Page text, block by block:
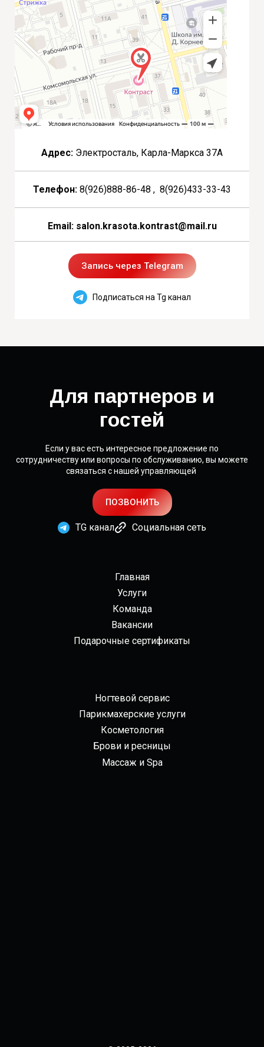
Адрес: Электросталь, Карла-Маркса 37А
Телефон: 8(926)888-86-48 , 8(926)433-33-43
Email: salon.krasota.kontrast@mail.ru
Запись через Telegram
Подписаться на Tg канал
Для партнеров и
гостей
Если у вас есть интересное предложение по
сотрудничеству или вопросы по обслуживанию, вы можете
связаться с нашей управляющей
ПОЗВОНИТЬ
TG канал Социальная сеть
Главная
Услуги
Команда
Вакансии
Подарочные сертификаты
Ногтевой сервис
Парикмахерские услуги
Косметология
Брови и ресницы
Массаж и Spa